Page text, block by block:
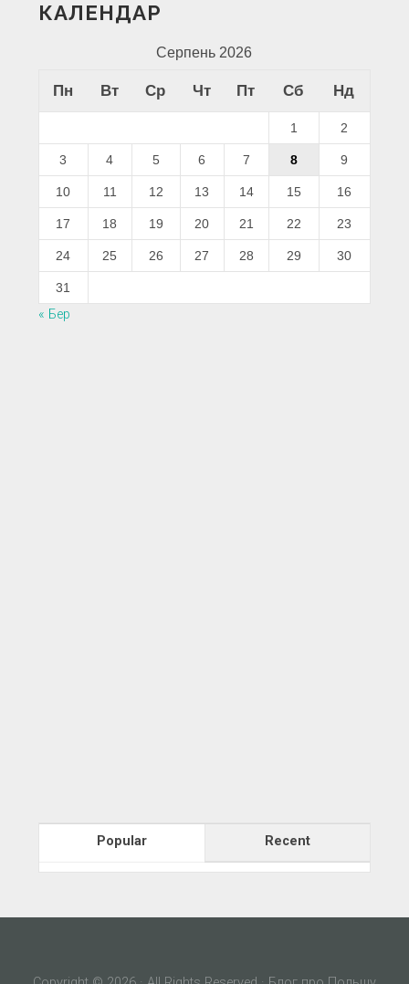
КАЛЕНДАР
Серпень 2026
Пн Вт Ср Чт Пт Сб Нд
1 2
3 4 5 6 7 8 9
10 11 12 13 14 15 16
17 18 19 20 21 22 23
24 25 26 27 28 29 30
31
« Бер
Popular Recent